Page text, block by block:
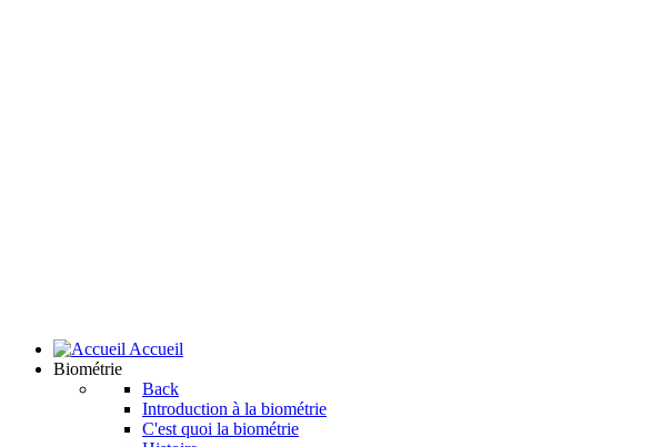
Accueil
Biométrie
Back
Introduction à la biométrie
C'est quoi la biométrie